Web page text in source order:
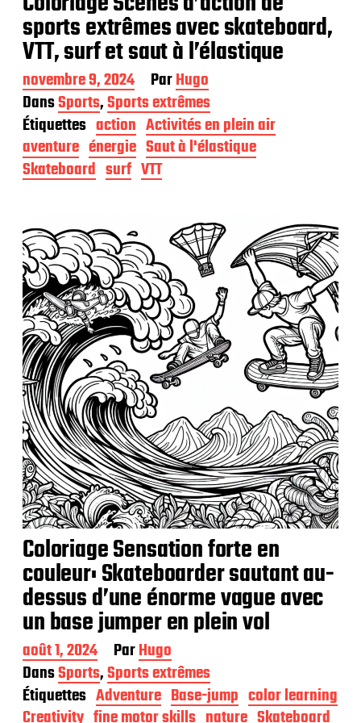
sports extrêmes avec skateboard,
VTT, surf et saut à l’élastique
D
a
t
e
d
e
p
l
i
c
a
t
i
o
n
novembre 9, 2024 ParHugo
DansSports,Sports extrêmes
Étiquettes action Activités en plein air
aventure énergie Saut à l'élastique
Skateboard surf VTT
Coloriage Sensation forte en
couleur: Skateboarder sautant au-
dessus d’une énorme vague avec
un base jumper en plein vol
D
a
t
e
d
août 1, 2024 ParHugo
DansSports,Sports extrêmes
Étiquettes Adventure Base-jump color learning